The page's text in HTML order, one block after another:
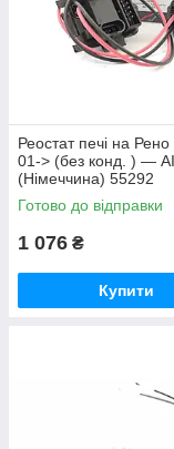
Реостат печі на
01-> (без конд. ) —
(Німеччина) 55292
Готово до відправки
1 076 ₴
Купити